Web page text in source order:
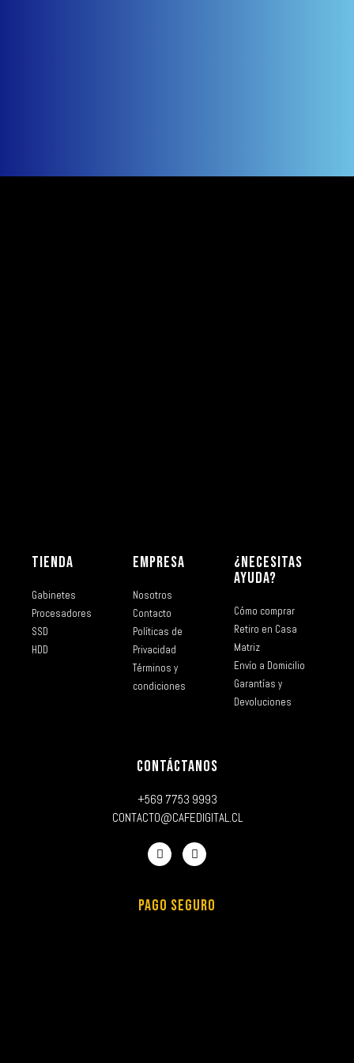
TIENDA
Gabinetes
Procesadores
SSD
HDD
EMPRESA
Nosotros
Contacto
Políticas de
Privacidad
Términos y
condiciones
¿NECESITAS
AYUDA?
Cómo comprar
Retiro en Casa
Matriz
Envío a Domicilio
Garantías y
Devoluciones
CONTÁCTANOS
+569 7753 9993
CONTACTO@CAFEDIGITAL.CL
PAGO SEGURO